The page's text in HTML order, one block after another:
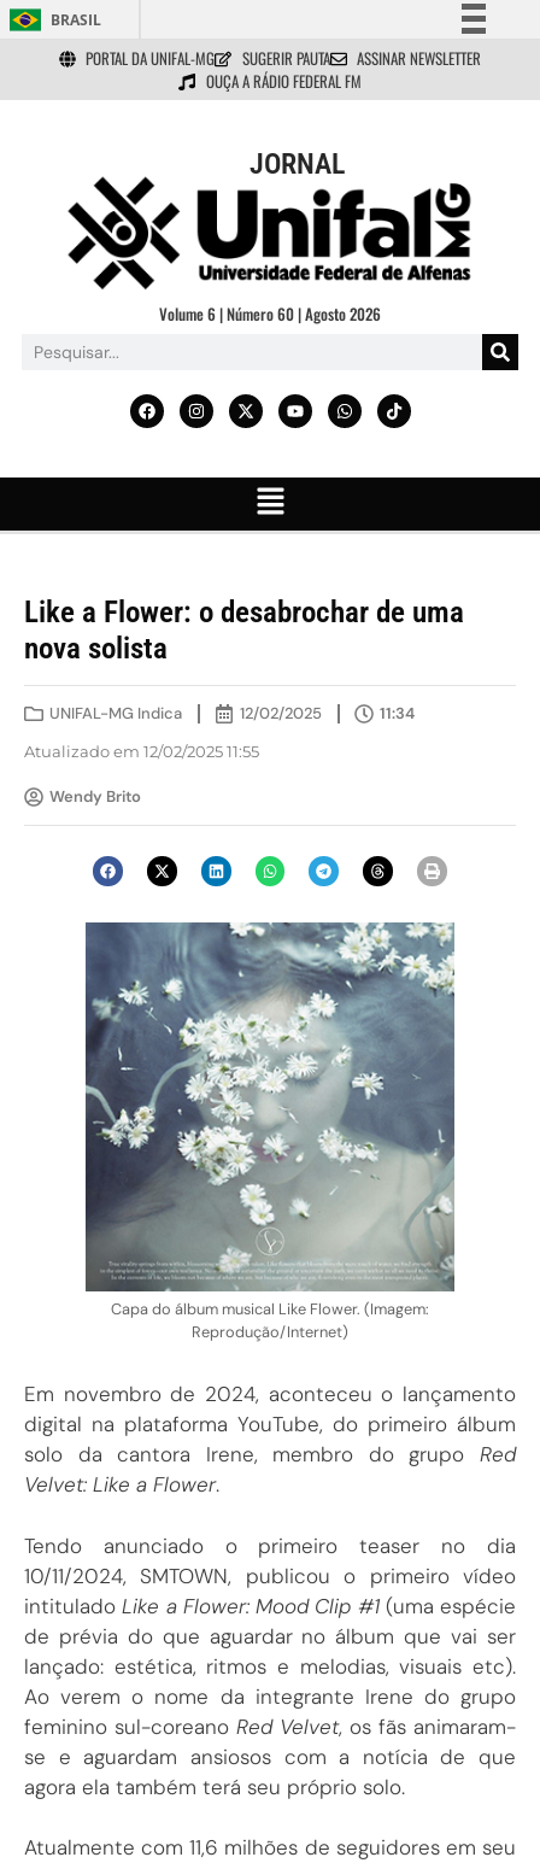
BRASIL
Simplifique!
Comunica BR
Acesso à informação
Legislação
Canais
PORTAL DA UNIFAL-MG SUGERIR PAUTA
ASSINAR NEWSLETTER
OUÇA A RÁDIO FEDERAL FM
JORNAL
Volume 6 | Número 60 | Agosto 2026
Like a Flower: o desabrochar de uma
nova solista
UNIFAL-MG Indica 12/02/2025 11:34
Atualizado em 12/02/2025 11:55
Wendy Brito
Capa do álbum musical Like Flower. (Imagem:
Reprodução/Internet)
Em novembro de 2024, aconteceu o lançamento
digital na plataforma YouTube, do primeiro álbum
solo da cantora Irene, membro do grupo Red
Velvet: Like a Flower.
Tendo anunciado o primeiro teaser no dia
10/11/2024, SMTOWN, publicou o primeiro vídeo
intituladoLike a Flower: Mood Clip #1(uma espécie
de prévia do que aguardar no álbum que vai ser
lançado: estética, ritmos e melodias, visuais etc).
Ao verem o nome da integrante Irene do grupo
feminino sul-coreano Red Velvet, os fãs animaram-
se e aguardam ansiosos com a notícia de que
agora ela também terá seu próprio solo.
Atualmente com 11,6 milhões de seguidores em seu